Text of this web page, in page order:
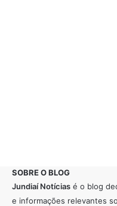
SOBRE O BLOG
Jundiaí Notícias é o blog
e informações relevantes